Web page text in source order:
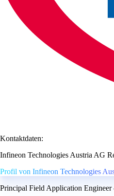
Kontaktdaten:
Infineon Technologies Austria AG
Profil von Infineon Technologies
Principal Field Application